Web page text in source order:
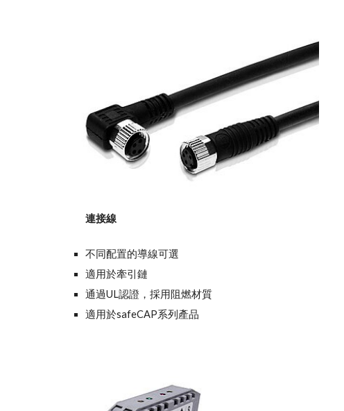
連接線
不同配置的導線可選
適用於牽引鏈
通過UL認證，採用阻燃材質
適用於safeCAP系列產品